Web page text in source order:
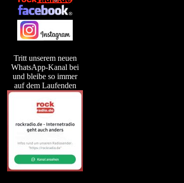
Tritt unserem neuen
WhatsApp-Kanal bei
und bleibe so immer
auf dem Laufenden